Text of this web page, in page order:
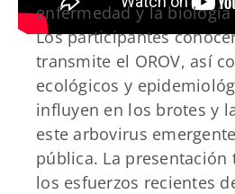
enfermedad y la biología
Los participantes
transmite el OROV, así
ecológicos y
influyen en los brotes y
este arbovirus
pública. La presentación
los esfuerzos recientes